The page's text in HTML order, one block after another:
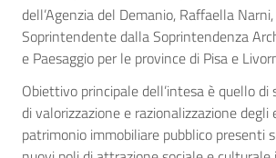
dell’Agenzia del Demanio, Raffaella
Soprintendente dalla Soprintendenza
e Paesaggio per le province di Pisa e
Obiettivo principale dell’intesa è quello
di valorizzazione e razionalizzazione degli
patrimonio immobiliare pubblico presenti